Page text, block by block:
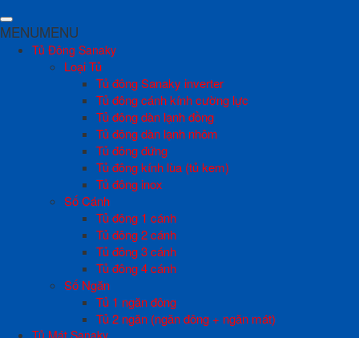
MENUMENU
Tủ Đông Sanaky
Loại Tủ
Tủ đông Sanaky inverter
Tủ đông cánh kính cường lực
Tủ đông dàn lạnh đồng
Tủ đông dàn lạnh nhôm
Tủ đông đứng
Tủ đông kính lùa (tủ kem)
Tủ đông inox
Số Cánh
Tủ đông 1 cánh
Tủ đông 2 cánh
Tủ đông 3 cánh
Tủ đông 4 cánh
Số Ngăn
Tủ 1 ngăn đông
Tủ 2 ngăn (ngăn đông + ngăn mát)